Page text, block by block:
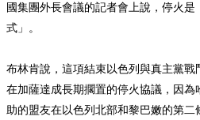
國集團外長會議的記者會上說，停火
式」。
布林肯說，這項結束以色列與真主黨
在加薩達成長期擱置的停火協議，因
助的盟友在以色列北部和黎巴嫩的第